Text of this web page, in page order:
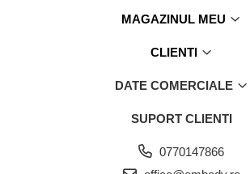
MAGAZINUL MEU
CLIENTI
DATE COMERCIALE
SUPORT CLIENTI
0770147866